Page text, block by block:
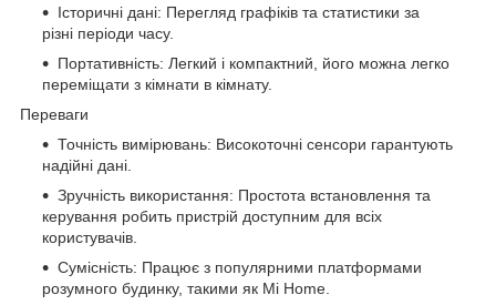
Історичні дані: Перегляд графіків та статистики за
різні періоди часу.
Портативність: Легкий і компактний, його можна легко
переміщати з кімнати в кімнату.
Переваги
Точність вимірювань: Високоточні сенсори гарантують
надійні дані.
Зручність використання: Простота встановлення та
керування робить пристрій доступним для всіх
користувачів.
Сумісність: Працює з популярними платформами
розумного будинку, такими як Mi Home.